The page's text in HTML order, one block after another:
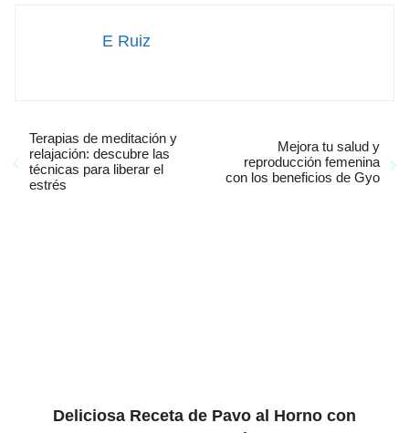
E Ruiz
Terapias de meditación y
relajación: descubre las
técnicas para liberar el
estrés
Mejora tu salud y
reproducción femenina
con los beneficios de Gyo
Deliciosa Receta de Pavo al Horno con